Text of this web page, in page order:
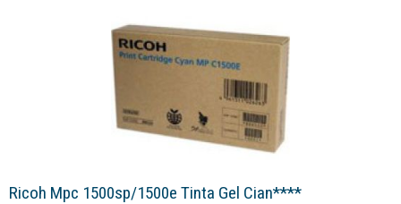
Ricoh Mpc 1500sp/1500e Tinta Gel Cian****